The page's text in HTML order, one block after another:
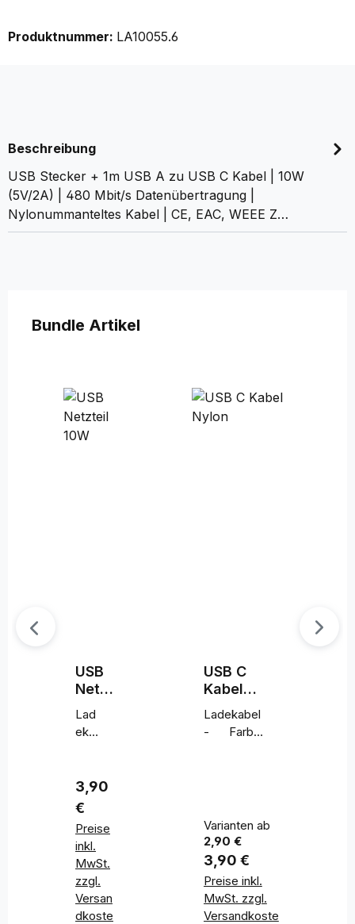
Produktnummer: LA10055.6
Beschreibung
USB Stecker + 1m USB A zu USB C Kabel | 10W
(5V/2A) | 480 Mbit/s Datenübertragung |
Nylonummanteltes Kabel | CE, EAC, WEEE Z…
Produktgalerie überspringen
Bundle Artikel
USB
Netzt
eil
10W
Lad
ekab
e:
Sch
z
Regulärer Preis:
3,90
€
Preise
inkl.
MwSt.
zzgl.
Versan
dkoste
USB C
Kabel
Nylon
Ladekabel
- Farbe:
Varianten ab
2,90 €
Regulärer Preis:
3,90 €
Preise inkl.
MwSt. zzgl.
Versandkoste